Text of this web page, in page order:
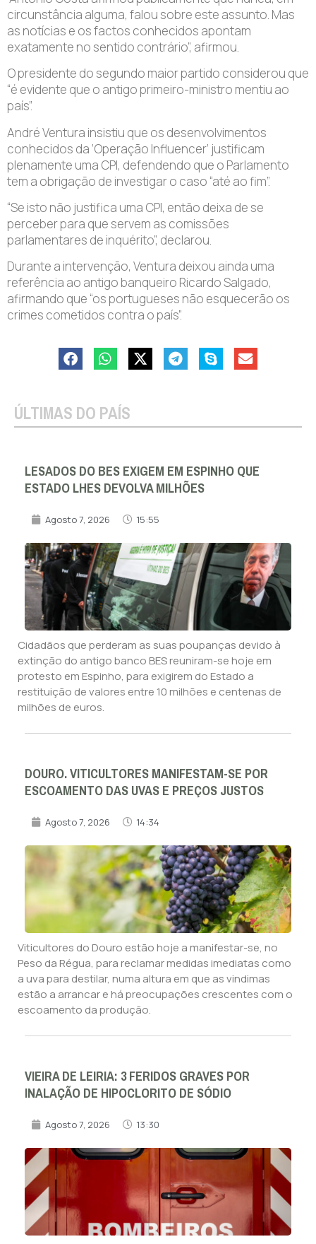
circunstância alguma, falou sobre este assunto. Mas
as notícias e os factos conhecidos apontam
exatamente no sentido contrário”, afirmou.
O presidente do segundo maior partido considerou que
“é evidente que o antigo primeiro-ministro mentiu ao
país”.
André Ventura insistiu que os desenvolvimentos
conhecidos da ‘Operação Influencer’ justificam
plenamente uma CPI, defendendo que o Parlamento
tem a obrigação de investigar o caso “até ao fim”.
“Se isto não justifica uma CPI, então deixa de se
perceber para que servem as comissões
parlamentares de inquérito”, declarou.
Durante a intervenção, Ventura deixou ainda uma
referência ao antigo banqueiro Ricardo Salgado,
afirmando que “os portugueses não esquecerão os
crimes cometidos contra o país”.
ÚLTIMAS DO PAÍS
LESADOS DO BES EXIGEM EM ESPINHO QUE
ESTADO LHES DEVOLVA MILHÕES
Agosto 7, 2026 15:55
Cidadãos que perderam as suas poupanças devido à
extinção do antigo banco BES reuniram-se hoje em
protesto em Espinho, para exigirem do Estado a
restituição de valores entre 10 milhões e centenas de
milhões de euros.
DOURO. VITICULTORES MANIFESTAM-SE POR
ESCOAMENTO DAS UVAS E PREÇOS JUSTOS
Agosto 7, 2026 14:34
Viticultores do Douro estão hoje a manifestar-se, no
Peso da Régua, para reclamar medidas imediatas como
a uva para destilar, numa altura em que as vindimas
estão a arrancar e há preocupações crescentes com o
escoamento da produção.
VIEIRA DE LEIRIA: 3 FERIDOS GRAVES POR
INALAÇÃO DE HIPOCLORITO DE SÓDIO
Agosto 7, 2026 13:30